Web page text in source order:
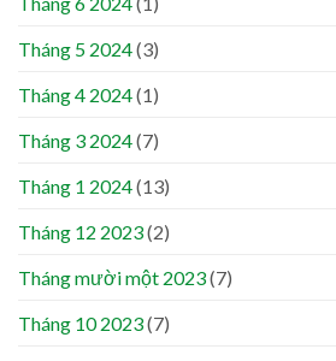
Tháng 5 2024(3)
Tháng 4 2024(1)
Tháng 3 2024(7)
Tháng 1 2024(13)
Tháng 12 2023(2)
Tháng mười một 2023(7)
Tháng 10 2023(7)